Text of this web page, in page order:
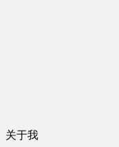
关于我